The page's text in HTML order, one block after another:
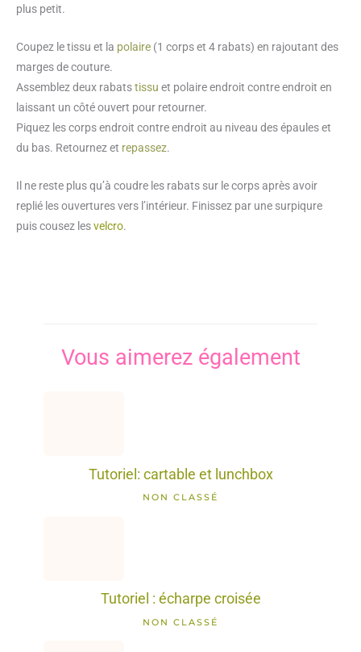
plus petit.
Coupez le tissu et la polaire (1 corps et 4 rabats) en rajoutant des
marges de couture.
Assemblez deux rabatstissu et polaire endroit contre endroit en
laissant un côté ouvert pour retourner.
Piquez les corps endroit contre endroit au niveau des épaules et
du bas. Retournez et repassez.
Il ne reste plus qu’à coudre les rabats sur le corps après avoir
replié les ouvertures vers l’intérieur. Finissez par une surpiqure
puis cousez lesvelcro.
Vous aimerez également
Tutoriel: cartable et lunchbox
NON CLASSÉ
Tutoriel : écharpe croisée
NON CLASSÉ